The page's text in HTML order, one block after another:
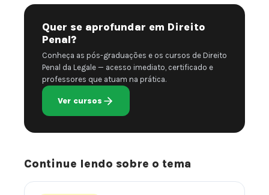
Quer se aprofundar em Direito
Penal?
Conheça as pós-graduações e os cursos de Direito
Penal da Legale — acesso imediato, certificado e
professores que atuam na prática.
Ver cursos
Continue lendo sobre o tema